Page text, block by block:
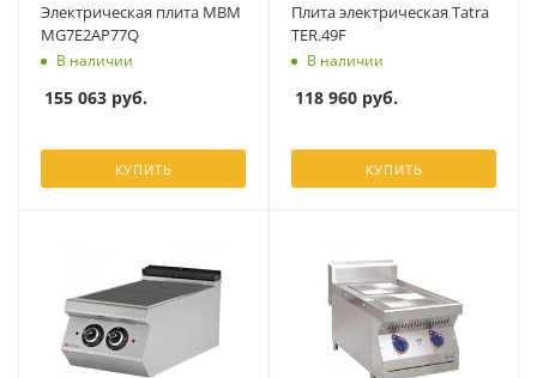
Электрическая плита MBM
MG7E2AP77Q
В наличии
155 063 руб.
КУПИТЬ
Плита электрическая Tatra
TER.49F
В наличии
118 960 руб.
КУПИТЬ